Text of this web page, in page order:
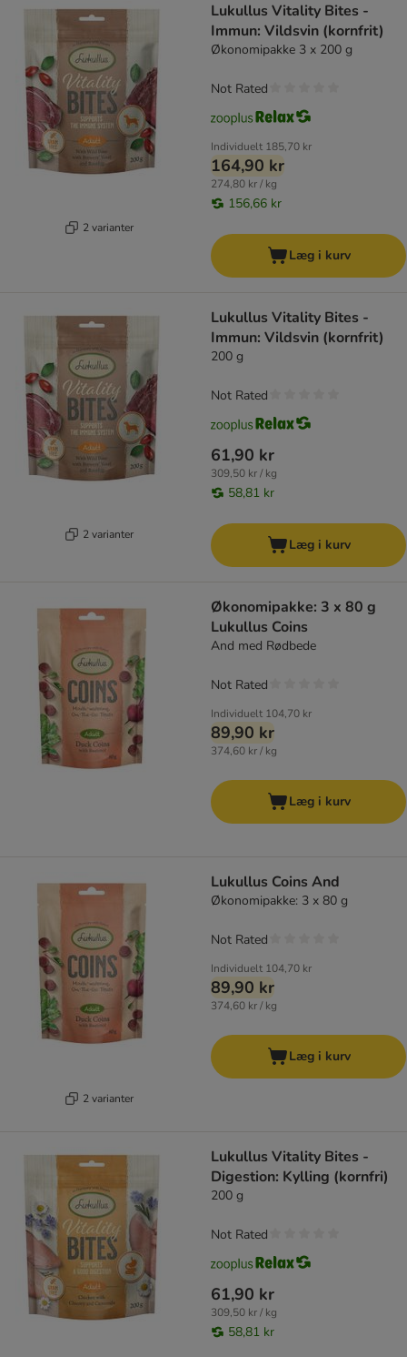
2 varianter
Lukullus Vitality Bites -
Immun: Vildsvin (kornfrit)
Økonomipakke 3 x 200 g
Individuelt 185,70 kr
164,90 kr
274,80 kr / kg
156,66 kr
Not Rated
Læg i kurv
2 varianter
Lukullus Vitality Bites -
Immun: Vildsvin (kornfrit)
200 g
61,90 kr
309,50 kr / kg
58,81 kr
Not Rated
Læg i kurv
Økonomipakke: 3 x 80 g
Lukullus Coins
And med Rødbede
Individuelt 104,70 kr
89,90 kr
374,60 kr / kg
Not Rated
Læg i kurv
2 varianter
Lukullus Coins And
Økonomipakke: 3 x 80 g
Individuelt 104,70 kr
89,90 kr
374,60 kr / kg
Not Rated
Læg i kurv
Lukullus Vitality Bites -
Digestion: Kylling (kornfri)
200 g
61,90 kr
309,50 kr / kg
58,81 kr
Not Rated